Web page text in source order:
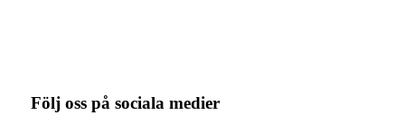
Följ oss på sociala medier